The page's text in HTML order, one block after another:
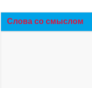
Слова со смыслом